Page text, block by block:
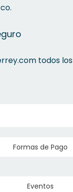
todos los
Formas de Pago
Eventos